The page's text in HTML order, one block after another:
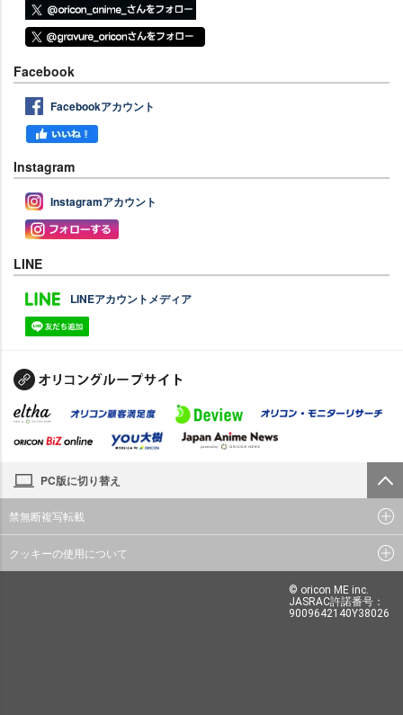
Facebook
Facebookアカウント
Instagram
Instagramアカウント
LINE
LINEアカウントメディア
PC版に切り替え
禁無断複写転載
クッキーの使用について
© oricon ME inc.
JASRAC許諾番号：
9009642140Y38026